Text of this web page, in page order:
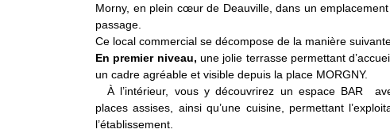
Morny, en plein cœur de Deauville, dans un
passage.
Ce local commercial se décompose de la manière
En premier niveau, une jolie terrasse permettant
un cadre agréable et visible depuis la place MORGNY.
À l’intérieur, vous y découvrirez un espace BAR
places assises, ainsi qu’une cuisine, permettant
l’établissement.